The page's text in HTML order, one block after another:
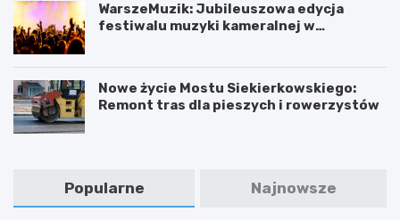
WarszeMuzik: Jubileuszowa edycja
festiwalu muzyki kameralnej w
Nowe życie Mostu Siekierkowskiego:
Remont tras dla pieszych i rowerzystów
Popularne Najnowsze